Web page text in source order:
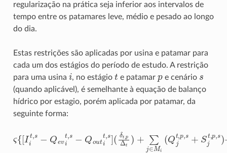
regularização na prática seja inferior aos intervalos de
tempo entre os patamares leve, médio e pesado ao longo
do dia.
Estas restrições são aplicadas por usina e patamar para
cada um dos estágios do período de estudo. A restrição
para uma usina i, no estágiot e patamar e cenário
(quando aplicável), é semelhante à equação de balanço
hídrico por estagio, porém aplicada por patamar, da
seguinte forma:
ς it, Qe v it,s− Q out t,s]
( t,p )+ ∈M i(Qj p s+S t,p,s)+